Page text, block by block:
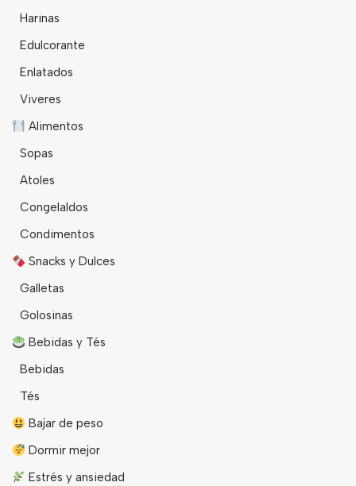
Harinas
Edulcorante
Enlatados
Viveres
Alimentos
Sopas
Atoles
Congelaldos
Condimentos
Snacks y Dulces
Galletas
Golosinas
Bebidas y Tés
Bebidas
Tés
Bajar de peso
Dormir mejor
Estrés y ansiedad